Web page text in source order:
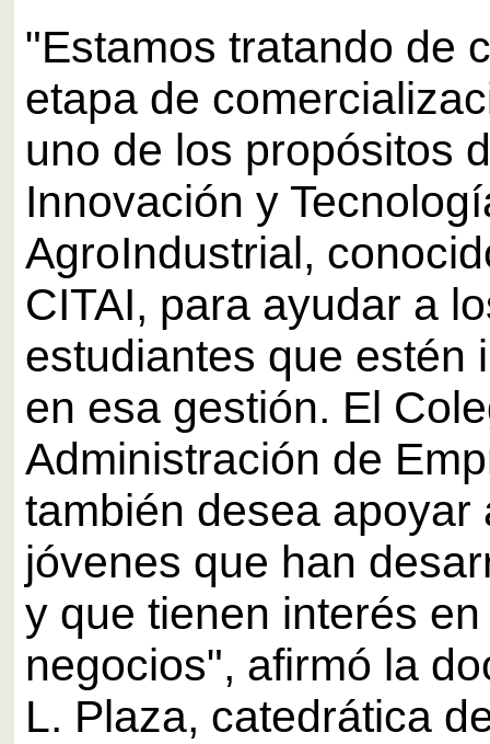
"Estamos tratando de
etapa de
uno de los propósitos
Innovación y
AgroIndustrial,
CITAI, para ayudar a
estudiantes que estén
en esa gestión. El
Administración de
también desea apoyar
jóvenes que han
y que tienen interés
negocios", afirmó la
L. Plaza, catedrática